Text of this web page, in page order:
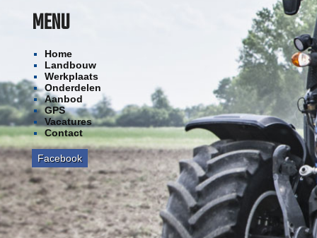
MENU
Home
Landbouw
Werkplaats
Onderdelen
Aanbod
GPS
Vacatures
Contact
Facebook